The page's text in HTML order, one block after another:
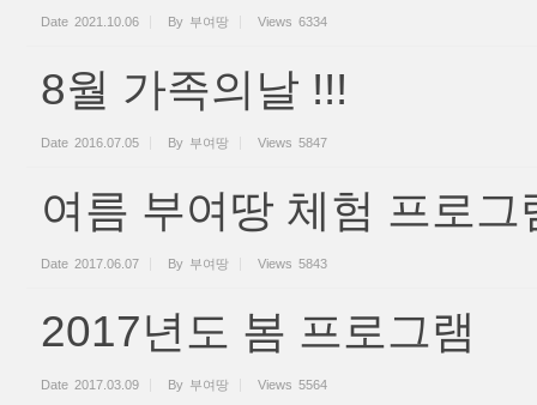
Date 2021.10.06 By 부여땅 Views 6334
8월 가족의날 !!!
Date 2016.07.05 By 부여땅 Views 5847
여름 부여땅 체험 프로그
Date 2017.06.07 By 부여땅 Views 5843
2017년도 봄 프로그램
Date 2017.03.09 By 부여땅 Views 5564